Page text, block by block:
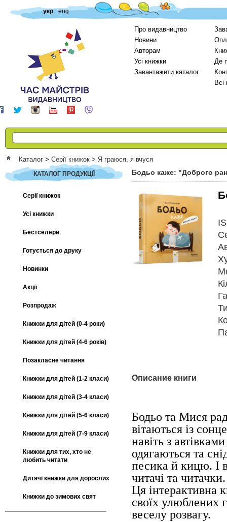
укр eng
Про видавництво
Новини
Авторам
Усі книжки
Завантажити каталог
Де
Каталог > Серії книжок > Я граюся, я вчуся
КАТАЛОГ ПРОДУКЦІЇ
Серії книжок
Усі книжки
Бестселери
Готується до друку
Новинки
Акції
Розпродаж
Книжки для дітей (0-4 роки)
Книжки для дітей (4-6 років)
Позакласне читання
Книжки для дітей (1-2 класи)
Книжки для дітей (3-4 класи)
Книжки для дітей (5-6 класи)
Книжки для дітей (7-9 класи)
Книжки для тих, хто не
любить читати
Дитячі книжки для дорослих
Книжки до зимових свят
Бодьо каже: "Доброго
Описание книги
Бодьо та Мися
вiтаються iз
навiть з
одягаються та
песика й кицю. I
читачi та читачки.
Ця iнтерактивна
своїх улюблених
веселу розвагу.